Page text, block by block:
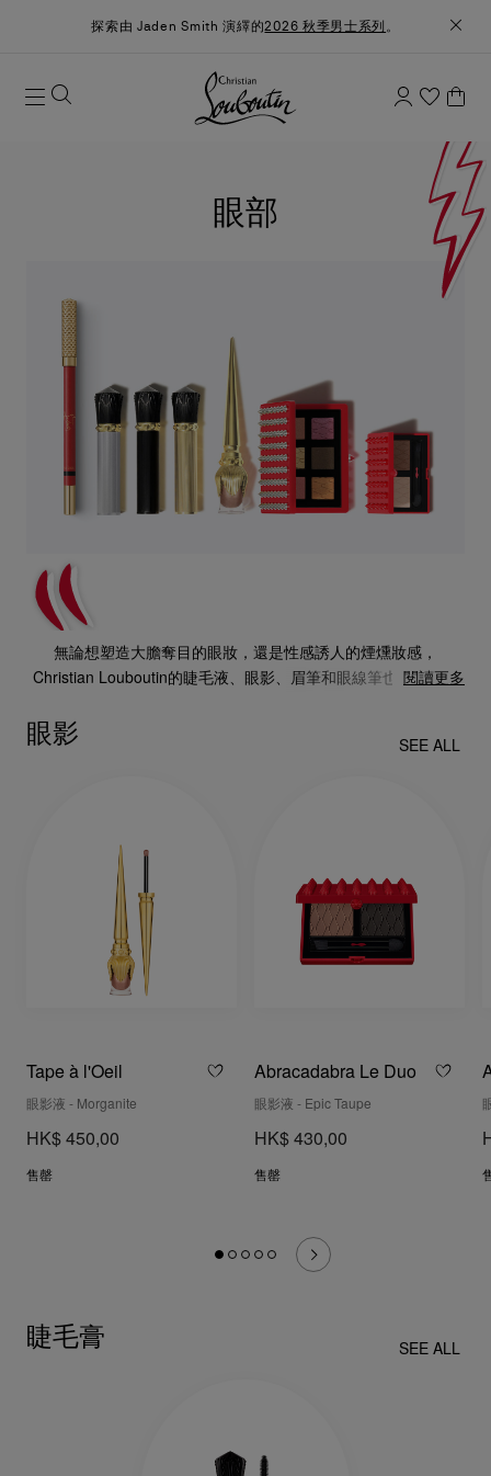
探索由 Jaden Smith 演繹的2026 秋季男士系列 。
眼部
無論想塑造大膽奪目的眼妝，還是性感誘人的煙燻妝感，
Christian Louboutin的睫毛液、眼影、眉筆和眼線筆也能讓你輕
閱讀更多
眼影 SEE ALL
Tape à l'Oeil
眼影液 - Morganite
HK$ 450,00
售罄
Abracadabra Le Duo
眼影液 - Epic Taupe
HK$ 430,00
售罄
睫毛膏 SEE ALL